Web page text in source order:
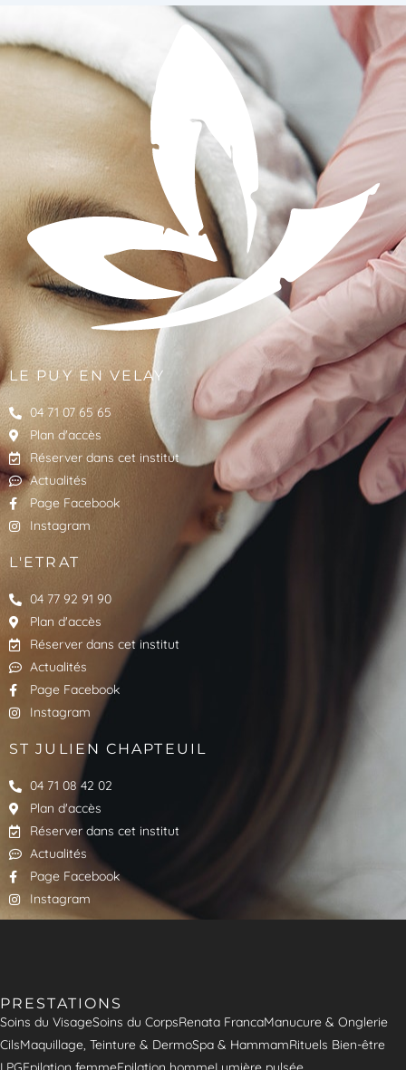
LE PUY EN VELAY
04 71 07 65 65
Plan d'accès
Réserver dans cet institut
Actualités
Page Facebook
Instagram
L'ETRAT
04 77 92 91 90
Plan d'accès
Réserver dans cet institut
Actualités
Page Facebook
Instagram
ST JULIEN CHAPTEUIL
04 71 08 42 02
Plan d'accès
Réserver dans cet institut
Actualités
Page Facebook
Instagram
PRESTATIONS
Soins du VisageSoins du CorpsRenata FrancaManucure & Onglerie
CilsMaquillage, Teinture & DermoSpa & HammamRituels Bien-être